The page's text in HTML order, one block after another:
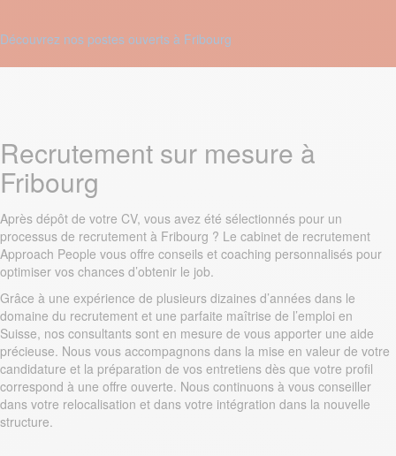
Découvrez nos postes ouverts à Fribourg
Recrutement sur mesure à
Fribourg
Après dépôt de votre CV, vous avez été sélectionnés pour un
processus de recrutement à Fribourg ? Le cabinet de recrutement
Approach People vous offre conseils et coaching personnalisés pour
optimiser vos chances d’obtenir le job.
Grâce à une expérience de plusieurs dizaines d’années dans le
domaine du recrutement et une parfaite maîtrise de l’emploi en
Suisse, nos consultants sont en mesure de vous apporter une aide
précieuse. Nous vous accompagnons dans la mise en valeur de votre
candidature et la préparation de vos entretiens dès que votre profil
correspond à une offre ouverte. Nous continuons à vous conseiller
dans votre relocalisation et dans votre intégration dans la nouvelle
structure.